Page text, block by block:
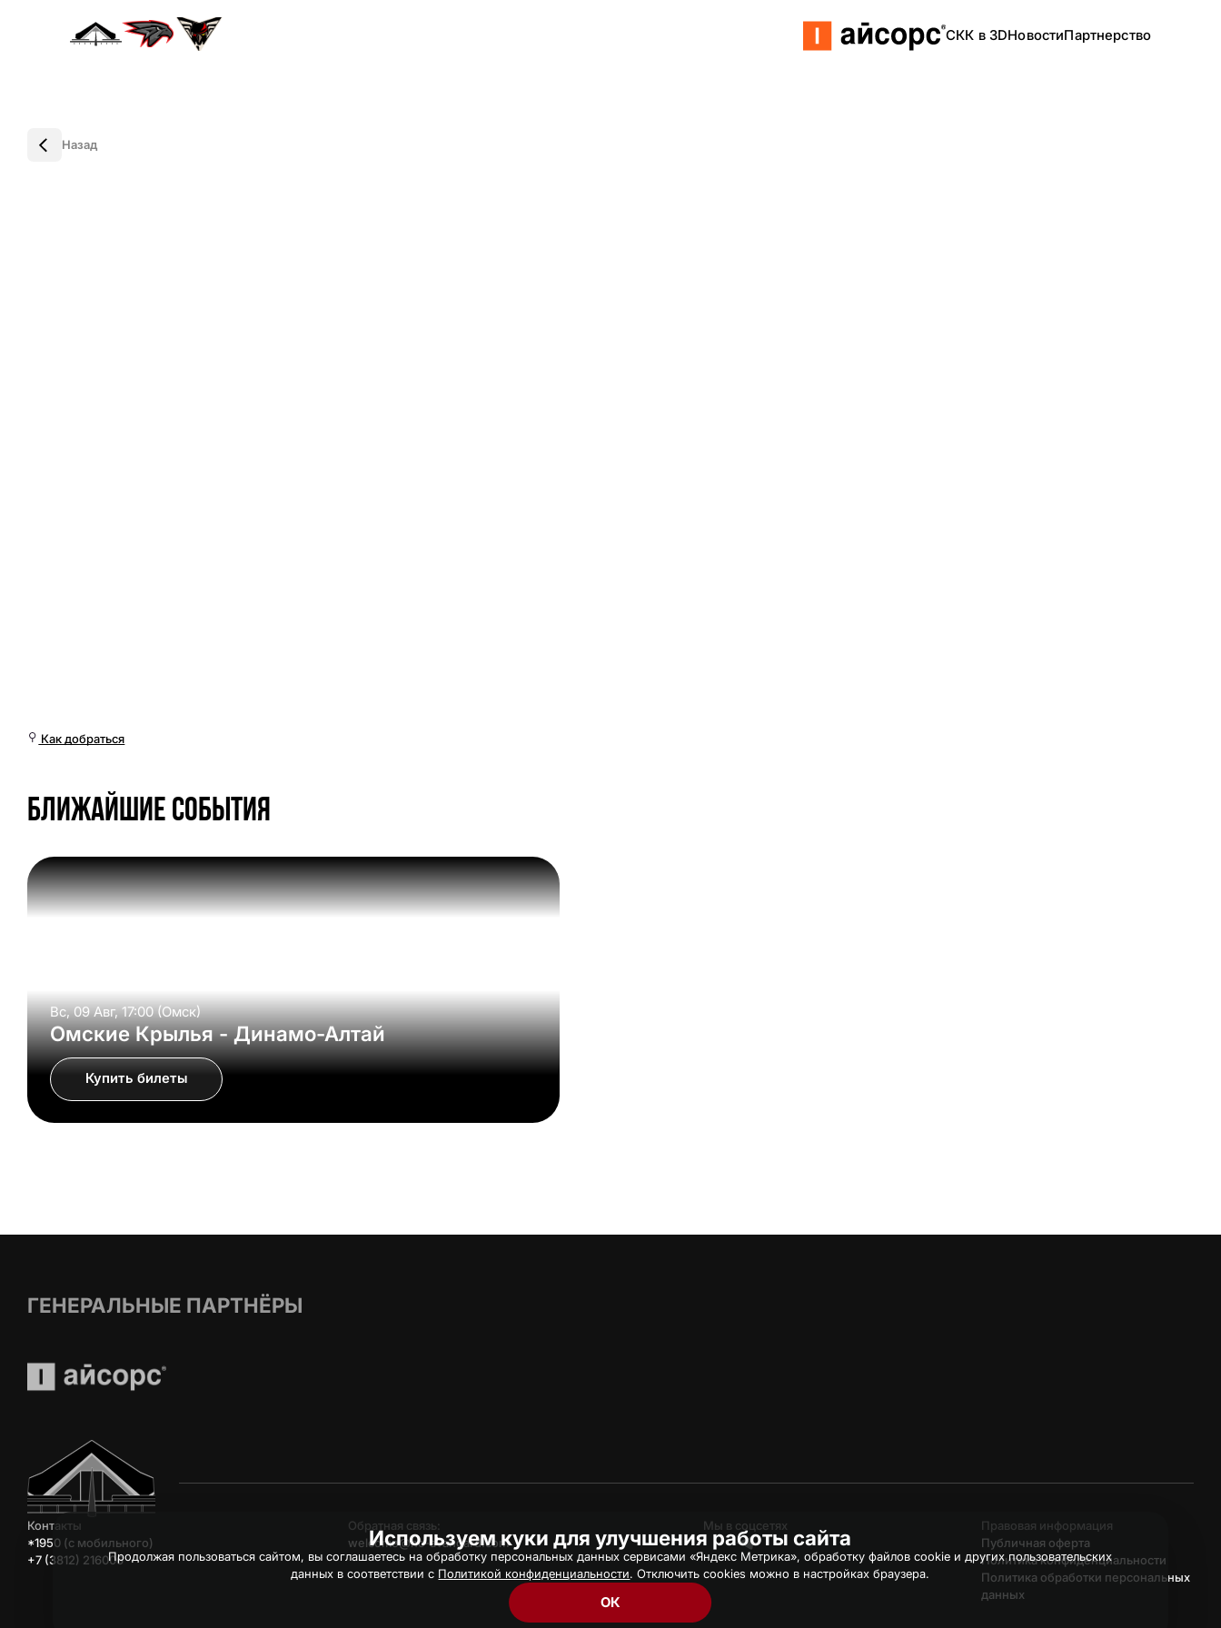
СКК в 3DНовостиПартнерство
Назад
Как добраться
Ближайшие события
Вс, 09 Авг, 17:00 (Омск)
Омские Крылья - Динамо-Алтай
Купить билеты
ГЕНЕРАЛЬНЫЕ ПАРТНЁРЫ
Контакты
*1950 (c мобильного)
+7 (3812) 216006
Обратная связь:
welcome@hc-avangard.com
Мы в соцсетях
Правовая информация
Публичная оферта
Политика конфиденциальности
Политика обработки персональных
данных
Используем куки для улучшения работы сайта
Продолжая пользоваться сайтом, вы соглашаетесь на обработку персональных данных сервисами «Яндекс Метрика», обработку файлов cookie и других пользовательских
данных в соответствии с Политикой конфиденциальности. Отключить cookies можно в настройках браузера.
ОК